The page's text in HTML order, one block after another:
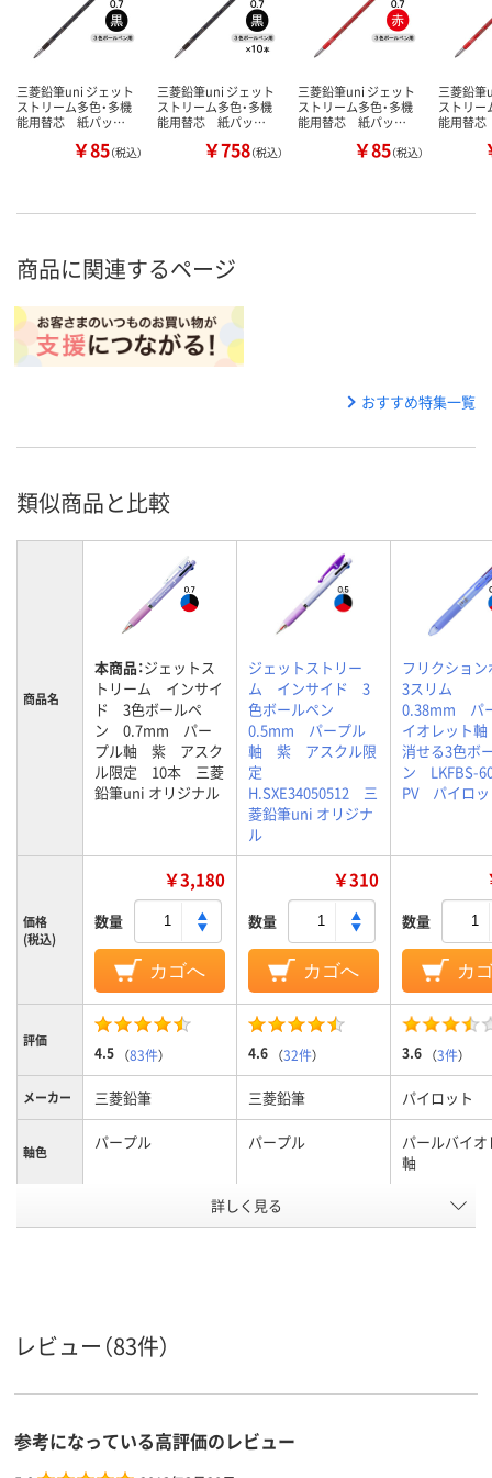
三菱鉛筆uni ジェット
ストリーム多色・多機
能用替芯 紙パッ…
￥85（税込）
三菱鉛筆uni ジェット
ストリーム多色・多機
能用替芯 紙パッ…
￥758（税込）
三菱鉛筆uni ジェット
ストリーム多色・多機
能用替芯 紙パッ…
￥85（税込）
三菱鉛筆
ストリー
能用替
商品に関連するページ
おすすめ特集一覧
類似商品と比較
商品名
本商品：ジェットス
トリーム インサイ
ド 3色ボールペ
ン 0.7mm パー
プル軸 紫 アスク
ル限定 10本 三菱
鉛筆uni オリジナル
ジェットストリー
ム インサイド 3
色ボールペン
0.5mm パープル
軸 紫 アスクル限
定
H.SXE34050512 三
菱鉛筆uni オリジナ
ル
フリクショ
3スリム
0.38mm パ
イオレッ
消せる3色ボ
ン LKFBS-
PV パイロ
価格
(税込)
￥3,180
数量
カゴへ
￥310
数量
カゴへ
数量
カ
評価
4.5 （83件） 4.6 （32件） 3.6 （3件）
メーカー 三菱鉛筆 三菱鉛筆 パイロット
軸色 パープル パープル
パールバイ
軸
0.5mm 0.38mm、
軸径 12mm
カラーグ
パープル系 パープル系
詳しく見る
レビュー（83件）
参考になっている高評価のレビュー